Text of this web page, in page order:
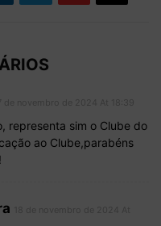
representa sim o Clube do
ao Clube,parabéns